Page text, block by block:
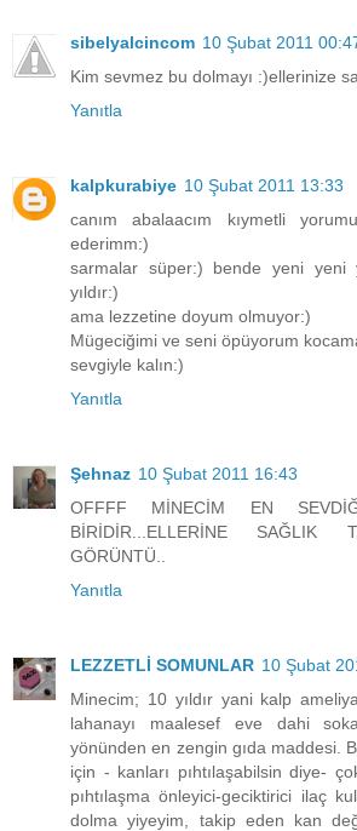
sibelyalcincom 10 Şubat 2011
Kim sevmez bu dolmayı :)ellerinize
Yanıtla
kalpkurabiye 10 Şubat 2011 13:33
canım abalaacım kıymetli
ederimm:)
sarmalar süper:) bende yeni yeni
yıldır:)
ama lezzetine doyum olmuyor:)
Mügeciğimi ve seni öpüyorum
sevgiyle kalın:)
Yanıtla
Şehnaz 10 Şubat 2011 16:43
OFFFF MİNECİM EN
BİRİDİR...ELLERİNE SAĞLIK
GÖRÜNTÜ..
Yanıtla
LEZZETLİ SOMUNLAR 10 Şubat
Minecim; 10 yıldır yani kalp
lahanayı maalesef eve dahi
yönünden en zengin gıda maddesi.
için - kanları pıhtılaşabilsin diye-
pıhtılaşma önleyici-geciktirici ilaç
dolma yiyeyim, takip eden kan